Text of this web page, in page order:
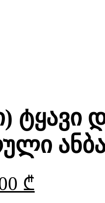
ტყავი
₾